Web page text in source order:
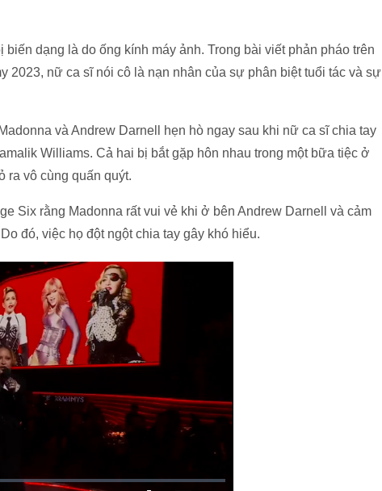
dạng là do ống kính máy ảnh. Trong bài viết phản pháo trên
2023, nữ ca sĩ nói cô là nạn nhân của sự phân biệt tuổi tác và sự
và Andrew Darnell hẹn hò ngay sau khi nữ ca sĩ chia tay
Williams. Cả hai bị bắt gặp hôn nhau trong một bữa tiệc ở
ra vô cùng quấn quýt.
Six rằng Madonna rất vui vẻ khi ở bên Andrew Darnell và cảm
đó, việc họ đột ngột chia tay gây khó hiểu.